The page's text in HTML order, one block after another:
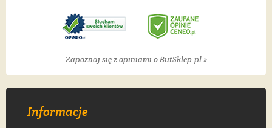
Zapoznaj się z opiniami o ButSklep.pl »
Informacje